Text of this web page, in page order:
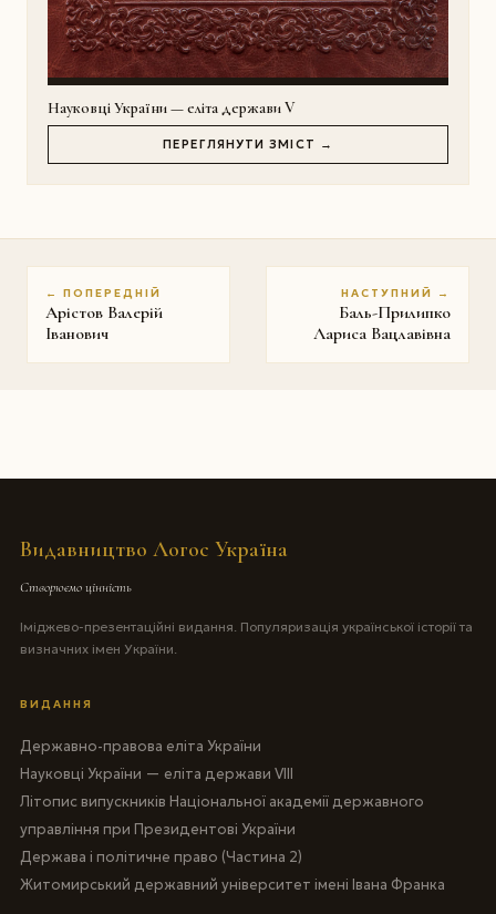
Науковці України — еліта держави V
ПЕРЕГЛЯНУТИ ЗМІСТ →
← ПОПЕРЕДНІЙ
Арістов Валерій
Іванович
НАСТУПНИЙ →
Баль-Прилипко
Лариса Вацлавівна
Видавництво Логос Україна
Створюємо цінність
Іміджево-презентаційні видання. Популяризація української історії та
визначних імен України.
ВИДАННЯ
Державно-правова еліта України
Науковці України — еліта держави VIII
Літопис випускників Національної академії державного
управління при Президентові України
Держава і політичне право (Частина 2)
Житомирський державний університет імені Івана Франка